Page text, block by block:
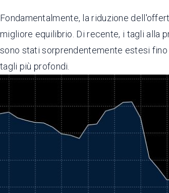
Fondamentalmente, la riduzione
migliore equilibrio. Di recente, i tagli alla
sono stati sorprendentemente estesi
tagli più profondi.